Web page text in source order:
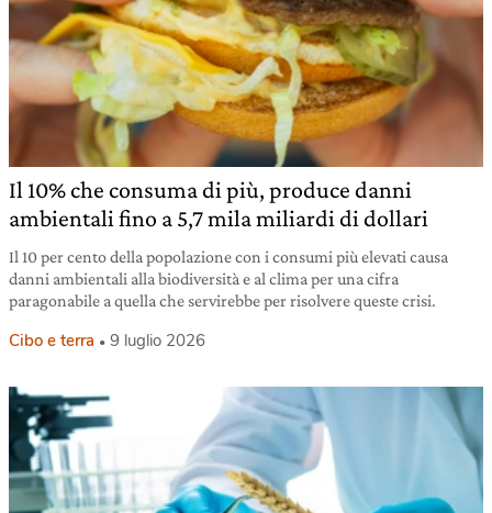
Il 10% che consuma di più, produce danni
ambientali fino a 5,7 mila miliardi di dollari
Il 10 per cento della popolazione con i consumi più elevati causa
danni ambientali alla biodiversità e al clima per una cifra
paragonabile a quella che servirebbe per risolvere queste crisi.
Cibo e terra 9 luglio 2026